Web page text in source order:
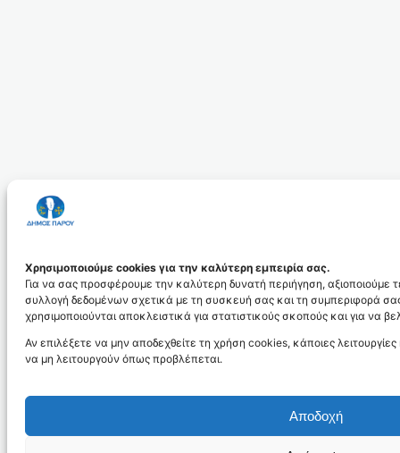
Χρησιμοποιούμε cookies για την καλύτερη εμπειρία σας.
Για να σας προσφέρουμε την καλύτερη δυνατή περιήγηση, αξιοποιούμε
συλλογή δεδομένων σχετικά με τη συσκευή σας και τη συμπεριφορά
χρησιμοποιούνται αποκλειστικά για στατιστικούς σκοπούς και για να
Αν επιλέξετε να μην αποδεχθείτε τη χρήση cookies, κάποιες
να μη λειτουργούν όπως προβλέπεται.
Αποδοχή